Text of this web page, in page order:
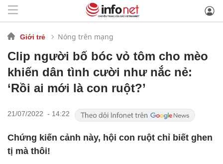
Giới trẻ Nóng trên mạng
Clip người bố bóc vỏ tôm cho mèo
khiến dân tình cười như nắc nẻ:
‘Rồi ai mới là con ruột?’
21/07/2022 - 14:22
Chứng kiến cảnh này, hội con ruột chỉ biết ghen
tị mà thôi!